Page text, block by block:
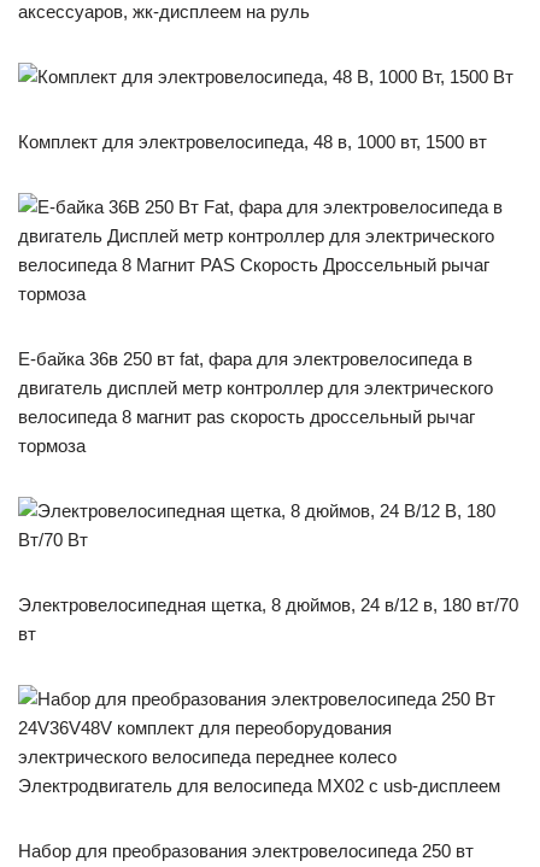
аксессуаров, жк-дисплеем на руль
Комплект для электровелосипеда, 48 в, 1000 вт, 1500 вт
Е-байка 36в 250 вт fat, фара для электровелосипеда в
двигатель дисплей метр контроллер для электрического
велосипеда 8 магнит pas скорость дроссельный рычаг
тормоза
Электровелосипедная щетка, 8 дюймов, 24 в/12 в, 180 вт/70
вт
Набор для преобразования электровелосипеда 250 вт